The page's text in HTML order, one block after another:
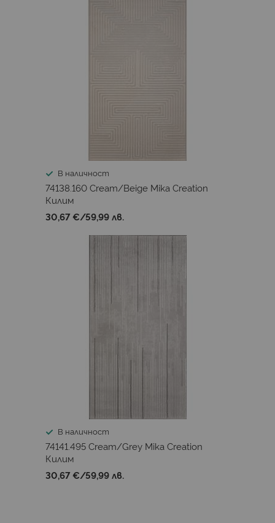
В наличност
74138.160 Cream/Beige Mika Creation
Килим
30,67 €/59,99 лв.
В наличност
74141.495 Cream/Grey Mika Creation
Килим
30,67 €/59,99 лв.